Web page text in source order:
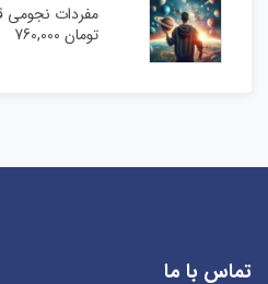
مفردات نجومی
تومان760,000
تماس با ما